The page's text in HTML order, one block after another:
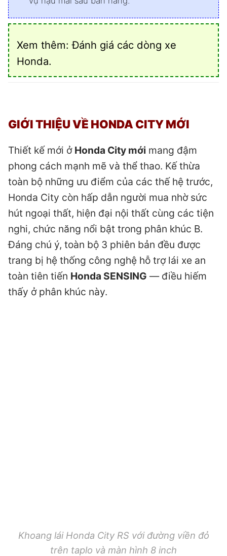
Xem thêm:Đánh giá các dòng xe
Honda.
GIỚI THIỆU VỀ HONDA CITY MỚI
Thiết kế mới ở Honda City mới mang đậm
phong cách mạnh mẽ và thể thao. Kế thừa
toàn bộ những ưu điểm của các thế hệ trước,
Honda City còn hấp dẫn người mua nhờ sức
hút ngoại thất, hiện đại nội thất cùng các tiện
nghi, chức năng nổi bật trong phân khúc B.
Đáng chú ý, toàn bộ 3 phiên bản đều được
trang bị hệ thống công nghệ hỗ trợ lái xe an
toàn tiên tiến Honda SENSING — điều hiếm
thấy ở phân khúc này.
Khoang lái Honda City RS với đường viền đỏ
trên taplo và màn hình 8 inch